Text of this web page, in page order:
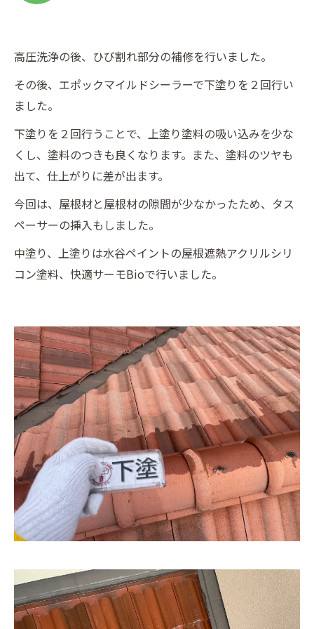
高圧洗浄の後、ひび割れ部分の補修を行いました。
その後、エポックマイルドシーラーで下塗りを２回行い
ました。
下塗りを２回行うことで、上塗り塗料の吸い込みを少な
くし、塗料のつきも良くなります。また、塗料のツヤも
出て、仕上がりに差が出ます。
今回は、屋根材と屋根材の隙間が少なかったため、タス
ペーサーの挿入もしました。
中塗り、上塗りは水谷ペイントの屋根遮熱アクリルシリ
コン塗料、快適サーモBioで行いました。